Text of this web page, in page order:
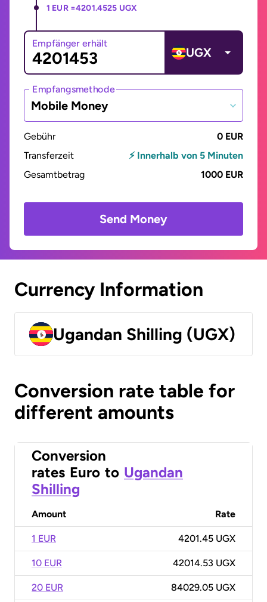
1 EUR =4201.4525 UGX
Empfänger erhält
UGX
Empfangsmethode
Mobile Money
Gebühr
0 EUR
Transferzeit
⚡ Innerhalb von 5 Minuten
Gesamtbetrag
1000 EUR
Send Money
Currency Information
Ugandan Shilling (UGX)
Conversion rate table for
different amounts
Conversion
rates Euro to Ugandan
Shilling
Amount Rate
1 EUR 4201.45 UGX
10 EUR 42014.53 UGX
20 EUR 84029.05 UGX